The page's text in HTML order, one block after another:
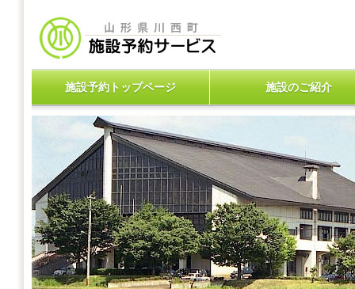
施設予約トップページ 施設のご紹介